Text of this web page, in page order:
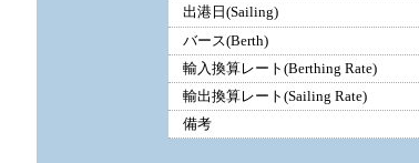
出港日(Sailing)
バース(Berth)
輸入換算レート(Berthing Rate)
輸出換算レート(Sailing Rate)
備考